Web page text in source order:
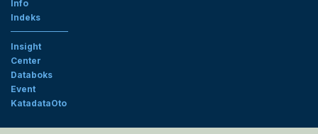
Info
Indeks
Insight
Center
Databoks
Event
KatadataOto